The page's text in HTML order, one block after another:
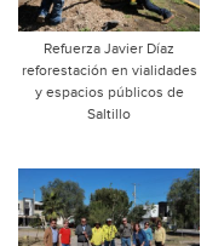
Refuerza Javier Díaz
reforestación en vialidades
y espacios públicos de
Saltillo